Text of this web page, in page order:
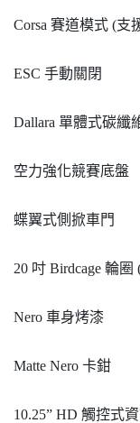
Corsa 賽道模式 (支
ESC 手動關閉
Dallara 單體式碳纖
空力強化競賽底盤
蝶翼式側掀車門
20 吋 Birdcage 輪圈
Nero 車身烤漆
Matte Nero 卡鉗
10.25” HD 觸控式